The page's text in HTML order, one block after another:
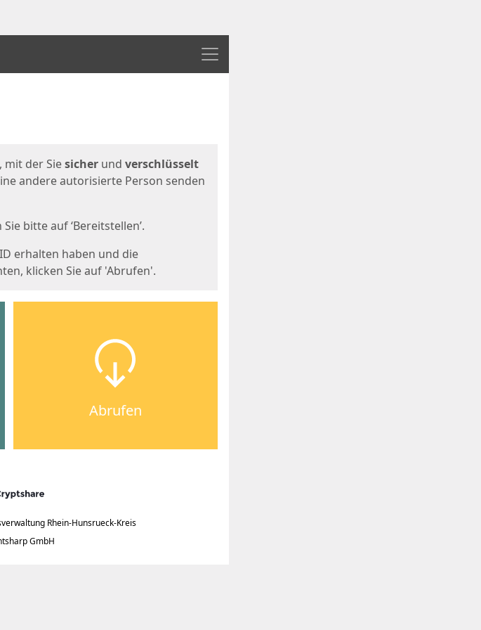
Menü
mit der Siesicher und verschlüsselt
andere autorisierte Person senden
bitte auf ‘Bereitstellen’.
erhalten haben und die
klicken Sie auf 'Abrufen'.
Abrufen
Rhein-Hunsrueck-Kreis
GmbH